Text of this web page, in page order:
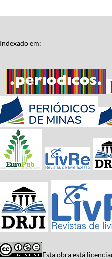
Indexado em:
Esta obra está